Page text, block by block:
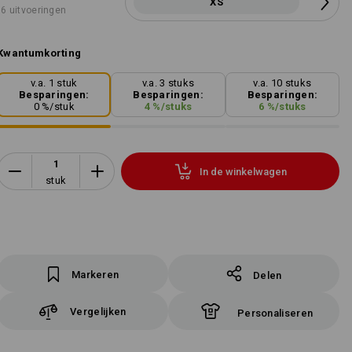
6 uitvoeringen
v.a. 1 stuk
Besparingen:
0%/stuk
v.a. 3 stuks
Besparingen:
4 %/stuks
v.a. 10 stuks
Besparingen:
6 %/stuks
stuk
In de winkelwagen
Markeren Delen
Vergelijken Personaliseren